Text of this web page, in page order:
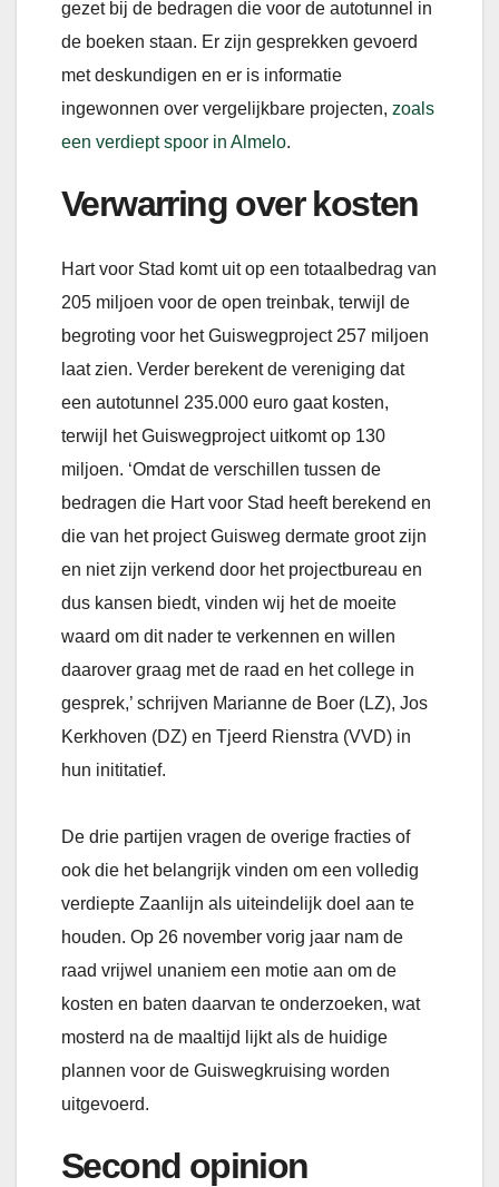
gezet bij de bedragen die voor de autotunnel in
de boeken staan. Er zijn gesprekken gevoerd
met deskundigen en er is informatie
ingewonnen over vergelijkbare projecten, zoals
een verdiept spoor in Almelo.
Verwarring over kosten
Hart voor Stad komt uit op een totaalbedrag van
205 miljoen voor de open treinbak, terwijl de
begroting voor het Guiswegproject 257 miljoen
laat zien. Verder berekent de vereniging dat
een autotunnel 235.000 euro gaat kosten,
terwijl het Guiswegproject uitkomt op 130
miljoen. ‘Omdat de verschillen tussen de
bedragen die Hart voor Stad heeft berekend en
die van het project Guisweg dermate groot zijn
en niet zijn verkend door het projectbureau en
dus kansen biedt, vinden wij het de moeite
waard om dit nader te verkennen en willen
daarover graag met de raad en het college in
gesprek,’ schrijven Marianne de Boer (LZ), Jos
Kerkhoven (DZ) en Tjeerd Rienstra (VVD) in
hun inititatief.
De drie partijen vragen de overige fracties of
ook die het belangrijk vinden om een volledig
verdiepte Zaanlijn als uiteindelijk doel aan te
houden. Op 26 november vorig jaar nam de
raad vrijwel unaniem een motie aan om de
kosten en baten daarvan te onderzoeken, wat
mosterd na de maaltijd lijkt als de huidige
plannen voor de Guiswegkruising worden
uitgevoerd.
Second opinion